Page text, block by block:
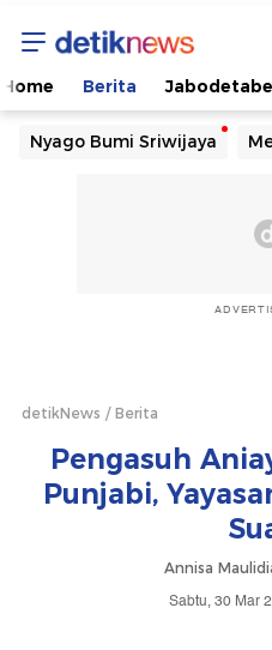
Home Berita
Nyago Bumi Sriwijaya
detikNews Berita
Pengasuh
Punjabi,
Annisa
Sabtu, 30 Mar